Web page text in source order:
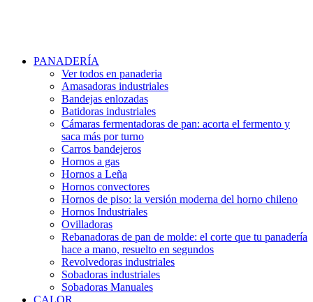
PANADERÍA
Ver todos en panaderia
Amasadoras industriales
Bandejas enlozadas
Batidoras industriales
Cámaras fermentadoras de pan: acorta el fermento y
saca más por turno
Carros bandejeros
Hornos a gas
Hornos a Leña
Hornos convectores
Hornos de piso: la versión moderna del horno chileno
Hornos Industriales
Ovilladoras
Rebanadoras de pan de molde: el corte que tu panadería
hace a mano, resuelto en segundos
Revolvedoras industriales
Sobadoras industriales
Sobadoras Manuales